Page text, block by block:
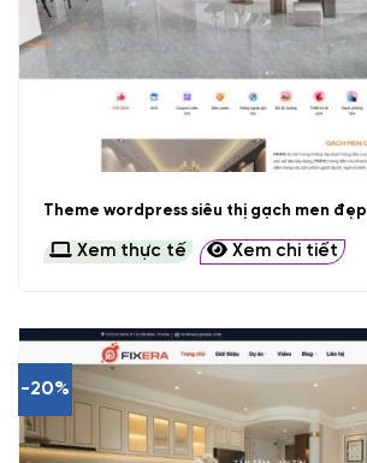
Theme wordpress siêu thị gạch men đẹp
Xem thực tế Xem chi tiết
-20%